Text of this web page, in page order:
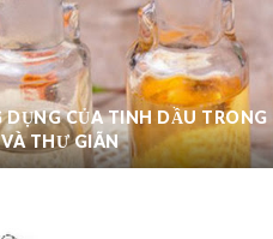
DỤNG CỦA TINH DẦU TRONG
VÀ THƯ GIÃN